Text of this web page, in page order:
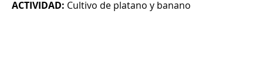
ACTIVIDAD: Cultivo de platano y banano